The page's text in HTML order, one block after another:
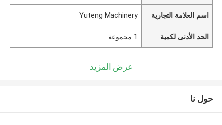
اسم العلامة التجارية Yuteng Machinery
الحد الأدنى لكمية 1 مجموعة
عرض المزيد
حول نا